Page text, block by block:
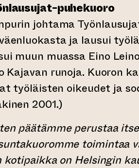
puhekuoro
johtama
ja lausui
muun muassa Eino
Kajavan runoja. Kuoron
työläisten oikeudet ja
2001.)
päätämme perustaa
toimintaa
kotipaikka on Helsingin